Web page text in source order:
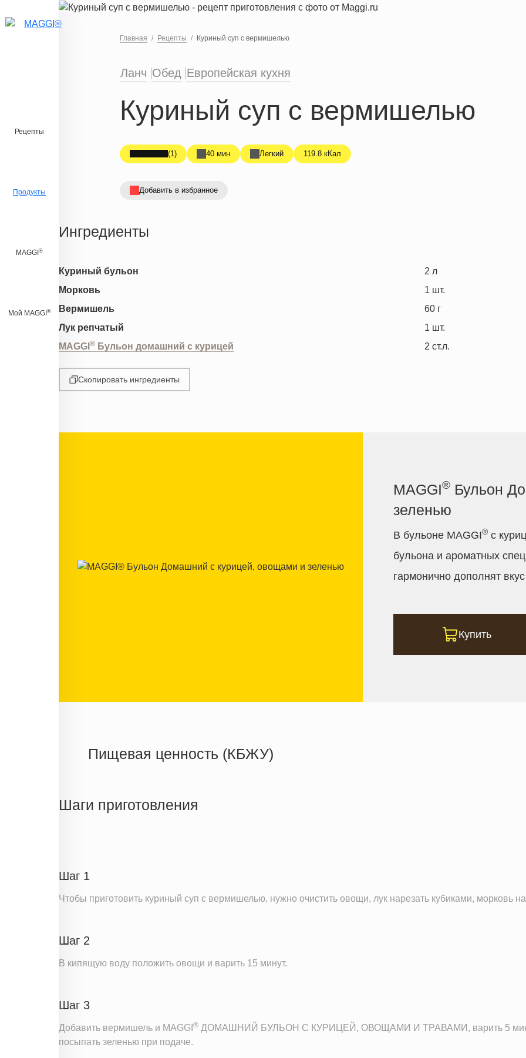
Перейти к основному содержанию
Рецепты
Продукты
MAGGI ®
Мой MAGGI ®
Главная Рецепты Куриный суп с вермишелью
Ланч Обед Европейская кухня
Куриный суп с вермишелью
(1) 40 мин Легкий 119.8 кКал
Добавить в избранное
Ингредиенты
Куриный бульон 2 л
Морковь
1 шт.
Вермишель
60 г
Лук репчатый
1 шт.
MAGGI ® Бульон домашний с курицей 2 ст.л.
Скопировать ингредиенты
MAGGI® Бульон
зеленью
В бульоне MAGGI® с
бульона и ароматных
гармонично дополнят
Купить
Пищевая ценность (КБЖУ)
Белки
Шаги приготовления
Шаг 1
Чтобы приготовить куриный суп с вермишелью, нужно очистить овощи, лук нарезать кубиками, морковь
Шаг 2
В кипящую воду положить овощи и варить 15 минут.
Шаг 3
Добавить вермишель и MAGGI ® ДОМАШНИЙ БУЛЬОН С КУРИЦЕЙ, ОВОЩАМИ И ТРАВАМИ, варить 5
посыпать зеленью при подаче.